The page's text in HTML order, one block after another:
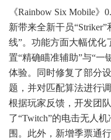
《Rainbow Six Mobile
新带来全新干员“Striker”
线”。功能方面大幅优化
置“精确瞄准辅助”与“一
体验。同时修复了部分
题，并对匹配算法进行
根据玩家反馈，开发团
了“Twitch”的电击无人
围。此外，新增季票通